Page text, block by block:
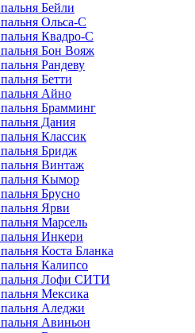
Бейли
Ольса-С
Квадро-С
Бон Вояж
Рандеву
Бетти
Айно
Брамминг
Дания
Классик
Бридж
Винтаж
Кымор
Брусно
Ярви
Марсель
Инкери
Коста Бланка
Калипсо
Лофи СИТИ
Мексика
Аледжи
Авиньон